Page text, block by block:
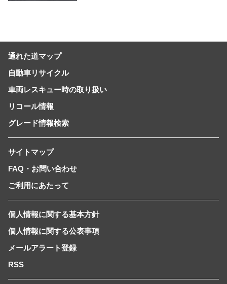
通れた道マップ
自動車リサイクル
車両レスキュー時の取り扱い
リコール情報
グレード情報検索
サイトマップ
FAQ・お問い合わせ
ご利用にあたって
個人情報に関する基本方針
個人情報に関する公表事項
メールアラート登録
RSS